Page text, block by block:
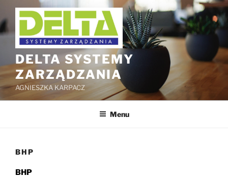
Przejdź
do
treści
DELTA SYSTEMY
ZARZĄDZANIA
AGNIESZKA KARPACZ
Menu
BHP
BHP